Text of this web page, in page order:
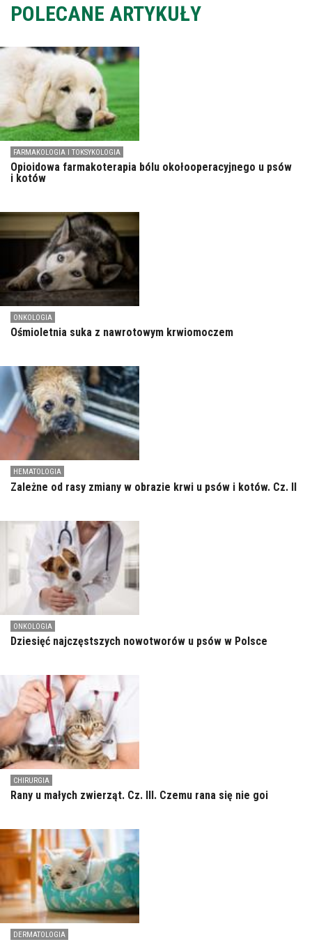
POLECANE ARTYKUŁY
FARMAKOLOGIA I TOKSYKOLOGIA
Opioidowa farmakoterapia bólu okołooperacyjnego u psów
i kotów
ONKOLOGIA
Ośmioletnia suka z nawrotowym krwiomoczem
HEMATOLOGIA
Zależne od rasy zmiany w obrazie krwi u psów i kotów. Cz. II
ONKOLOGIA
Dziesięć najczęstszych nowotworów u psów w Polsce
CHIRURGIA
Rany u małych zwierząt. Cz. III. Czemu rana się nie goi
DERMATOLOGIA